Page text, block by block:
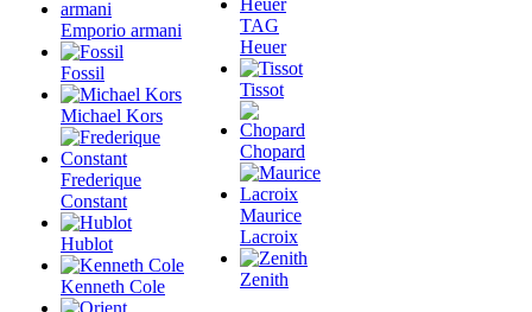
Emporio armani
Fossil
Michael Kors
Frederique
Constant
Hublot
Kenneth Cole
TAG
Heuer
Tissot
Chopard
Maurice
Lacroix
Zenith